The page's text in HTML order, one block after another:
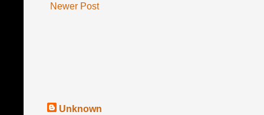
Newer Post
Unknown